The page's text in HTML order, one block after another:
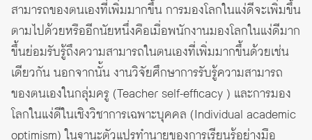
สามารถของตนเองที่เพิ่มมากขึ้น การมองโลกในแง่ดีจะเพิ่มขึ้น
ตามไปด้วยหรืออีกนัยหนึ่งคือเมื่อพนักงานมองโลกในแง่ดีมาก
ขึ้นย่อมรับรู้ถึงความสามารถในตนเองที่เพิ่มมากขึ้นด้วยเช่น
เดียวกัน นอกจากนั้น งานวิจัยศึกษาการรับรู้ความสามารถ
ของตนเองในกลุ่มครู (Teacher self-efficacy ) และการมอง
โลกในแง่ดีในเชิงวิชาการเฉพาะบุคคล (Individual academic
optimism) ในฐานะตัวแปรทำนายของการเรียนรู้อย่างมือ